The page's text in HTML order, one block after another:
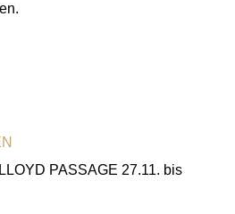
PASSAGE 27.11. bis